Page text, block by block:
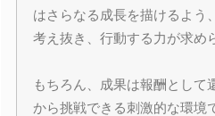
はさらなる成長を描けるよう
考え抜き、行動する力が求め
もちろん、成果は報酬として
から挑戦できる刺激的な環境